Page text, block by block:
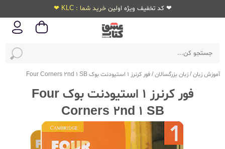
❤ کد تخفیف ویژه اولین خرید شما : KLC ❤
آموزش زبان/زبان بزرگسالان/فور کرنرز 1 استیودنت بوک Four Corners 2nd 1 SB
فور کرنرز 1 استیودنت بوک Four
Corners 2nd 1 SB